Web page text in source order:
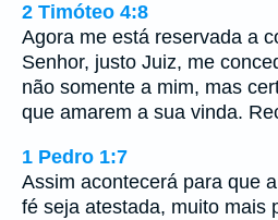
2 Timóteo 4:8
Agora me está reservada a
Senhor, justo Juiz, me
não somente a mim, mas
que amarem a sua vinda.
1 Pedro 1:7
Assim acontecerá para que
fé seja atestada, muito mais